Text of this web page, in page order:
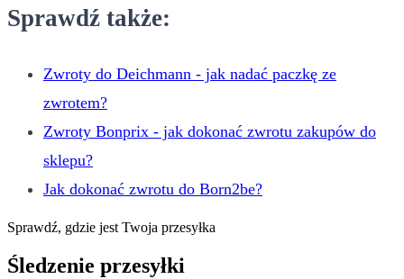
Sprawdź także:
Zwroty do Deichmann - jak nadać paczkę ze
zwrotem?
Zwroty Bonprix - jak dokonać zwrotu zakupów do
sklepu?
Jak dokonać zwrotu do Born2be?
Sprawdź, gdzie jest Twoja przesyłka
Śledzenie przesyłki